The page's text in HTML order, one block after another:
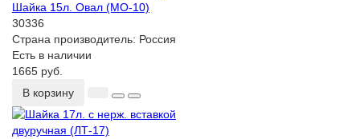
Шайка 15л. Овал (МО-10)
30336
Страна производитель: Россия
Есть в наличии
1665 руб.
В корзину